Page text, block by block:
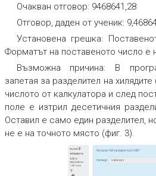
Очакван отговор: 9468641,28
Отговор, даден от ученик:
Установена грешка:
Форматът на поставеното число е
Възможна причина: В
запетая за разделител на
числото от калкулатора и след
поле е изтрил десетичния
Оставил е само един разделител,
не е на точното място (фиг. 3).